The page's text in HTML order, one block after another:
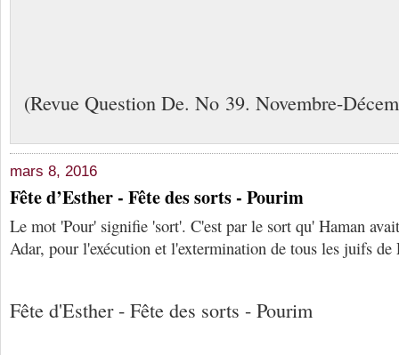
(Revue Question De. No 39. Novembre-
mars 8, 2016
Fête d’Esther - Fête des sorts - Pourim
Le mot 'Pour' signifie 'sort'. C'est par le sort qu' Haman
Adar, pour l'exécution et l'extermination de tous les juifs de
Fête d'Esther - Fête des sorts - Pourim